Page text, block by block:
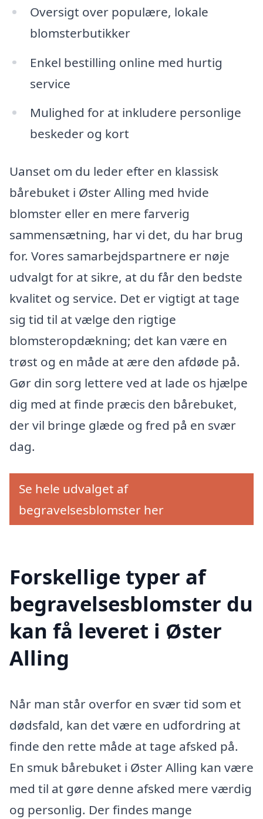
Oversigt over populære, lokale
blomsterbutikker
Enkel bestilling online med hurtig
service
Mulighed for at inkludere personlige
beskeder og kort
Uanset om du leder efter en klassisk
bårebuket i Øster Alling med hvide
blomster eller en mere farverig
sammensætning, har vi det, du har brug
for. Vores samarbejdspartnere er nøje
udvalgt for at sikre, at du får den bedste
kvalitet og service. Det er vigtigt at tage
sig tid til at vælge den rigtige
blomsteropdækning; det kan være en
trøst og en måde at ære den afdøde på.
Gør din sorg lettere ved at lade os hjælpe
dig med at finde præcis den bårebuket,
der vil bringe glæde og fred på en svær
dag.
Se hele udvalget af
begravelsesblomster her
Forskellige typer af
begravelsesblomster du
kan få leveret i Øster
Alling
Når man står overfor en svær tid som et
dødsfald, kan det være en udfordring at
finde den rette måde at tage afsked på.
En smuk bårebuket i Øster Alling kan være
med til at gøre denne afsked mere værdig
og personlig. Der findes mange